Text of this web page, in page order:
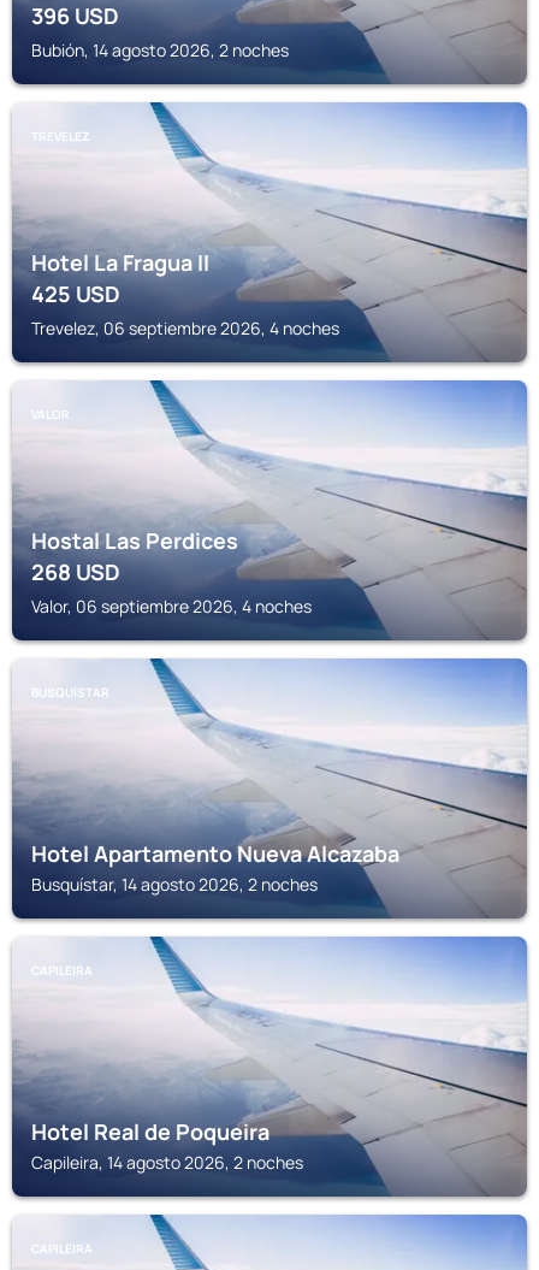
396USD
Bubión, 14 agosto 2026, 2 noches
TREVELEZ
Hotel La Fragua II
425USD
Trevelez, 06 septiembre 2026, 4 noches
VALOR
Hostal Las Perdices
268USD
Valor, 06 septiembre 2026, 4 noches
BUSQUÍSTAR
Hotel Apartamento Nueva Alcazaba
Busquístar, 14 agosto 2026, 2 noches
CAPILEIRA
Hotel Real de Poqueira
Capileira, 14 agosto 2026, 2 noches
CAPILEIRA